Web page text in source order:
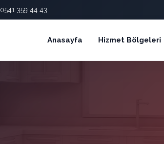
0541 359 44 43
Anasayfa Hizmet Bölgeleri